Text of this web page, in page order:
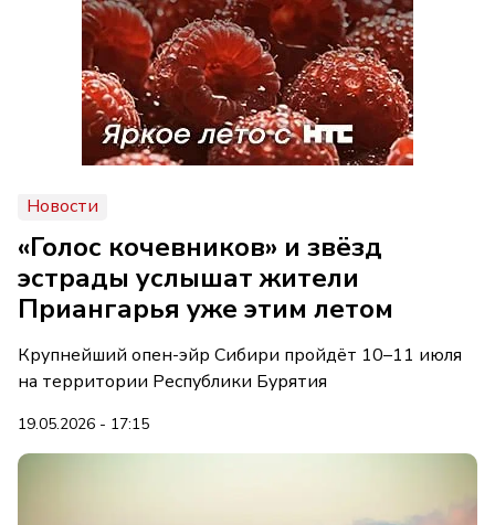
Новости
«Голос кочевников» и звёзд
эстрады услышат жители
Приангарья уже этим летом
Крупнейший опен-эйр Сибири пройдёт 10–11 июля
на территории Республики Бурятия
19.05.2026 - 17:15